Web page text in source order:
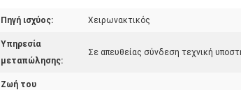
Πηγή ισχύος: Χειρωνακτικός
Υπηρεσία
μεταπώλησης:
Σε απευθείας σύνδεση τεχνική
Ζωή του